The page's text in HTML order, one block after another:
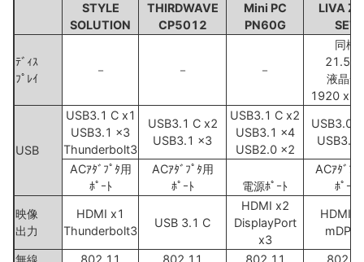
STYLE
SOLUTION
THIRDWAVE
CP5012
Mini PC
PN60G
LIVA Z
SET
ﾃﾞｨｽ
ﾌﾟﾚｲ
－ － －
同梱
21.5ｲﾝ
液晶ﾓﾆ
1920 x
USB
USB3.1 C x1
USB3.1 x3
Thunderbolt3
USB3.1 C x2
USB3.1 x3
USB3.1 C x2
USB3.1 x4
USB2.0 x2
USB3.0
USB3.0
ACｱﾀﾞﾌﾟﾀ用
ﾎﾟｰﾄ
ACｱﾀﾞﾌﾟﾀ用
ﾎﾟｰﾄ
電源ﾎﾟｰﾄ
ACｱﾀﾞﾌﾟ
ﾎﾟｰﾄ
映像
出力
HDMI x1
Thunderbolt3
USB 3.1 C
HDMI x2
DisplayPort
x3
HDMI
mDP
無線
802.11
802.11
802.11